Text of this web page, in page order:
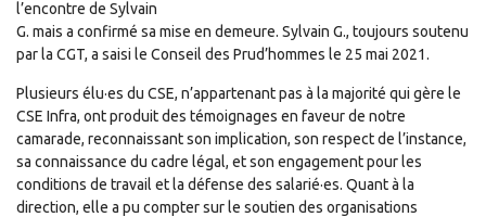
l’encontre de Sylvain
G. mais a confirmé sa mise en demeure. Sylvain G., toujours soutenu
par la CGT, a saisi le Conseil des Prud’hommes le 25 mai 2021.
Plusieurs élu·es du CSE, n’appartenant pas à la majorité qui gère le
CSE Infra, ont produit des témoignages en faveur de notre
camarade, reconnaissant son implication, son respect de l’instance,
sa connaissance du cadre légal, et son engagement pour les
conditions de travail et la défense des salarié·es. Quant à la
direction, elle a pu compter sur le soutien des organisations